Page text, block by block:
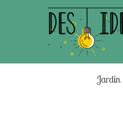
Jardin